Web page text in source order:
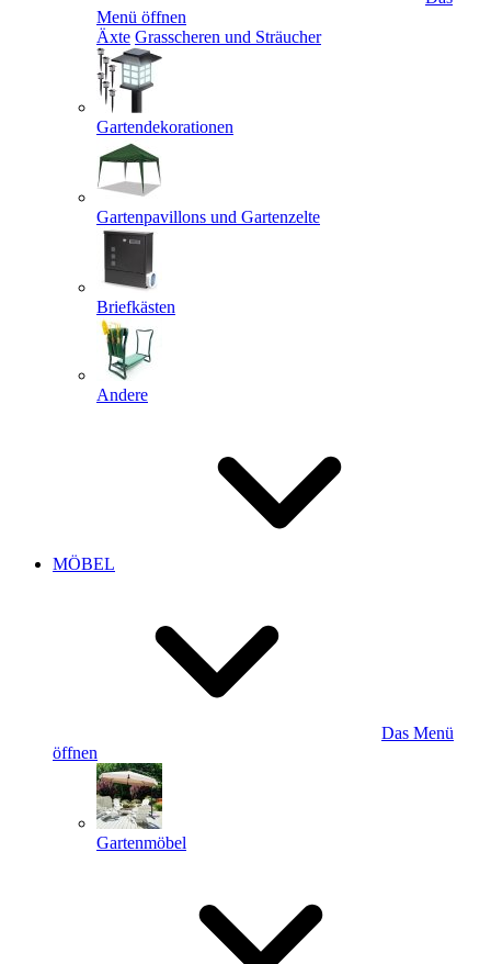
Menü öffnen
Äxte Grasscheren und Sträucher
Gartendekorationen
Gartenpavillons und Gartenzelte
Briefkästen
Andere
MÖBEL
Das Menü
öffnen
Gartenmöbel